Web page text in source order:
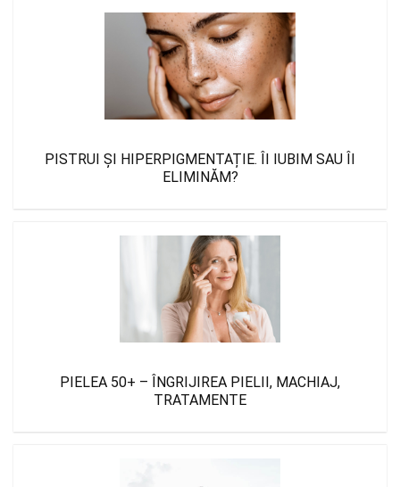
PISTRUI ȘI HIPERPIGMENTAȚIE. ÎI IUBIM SAU ÎI
ELIMINĂM?
PIELEA 50+ – ÎNGRIJIREA PIELII, MACHIAJ,
TRATAMENTE